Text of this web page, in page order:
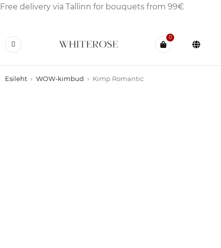
Free delivery via Tallinn for bouquets from 99€
0
Esileht › WOW-kimbud › Kimp Romantic